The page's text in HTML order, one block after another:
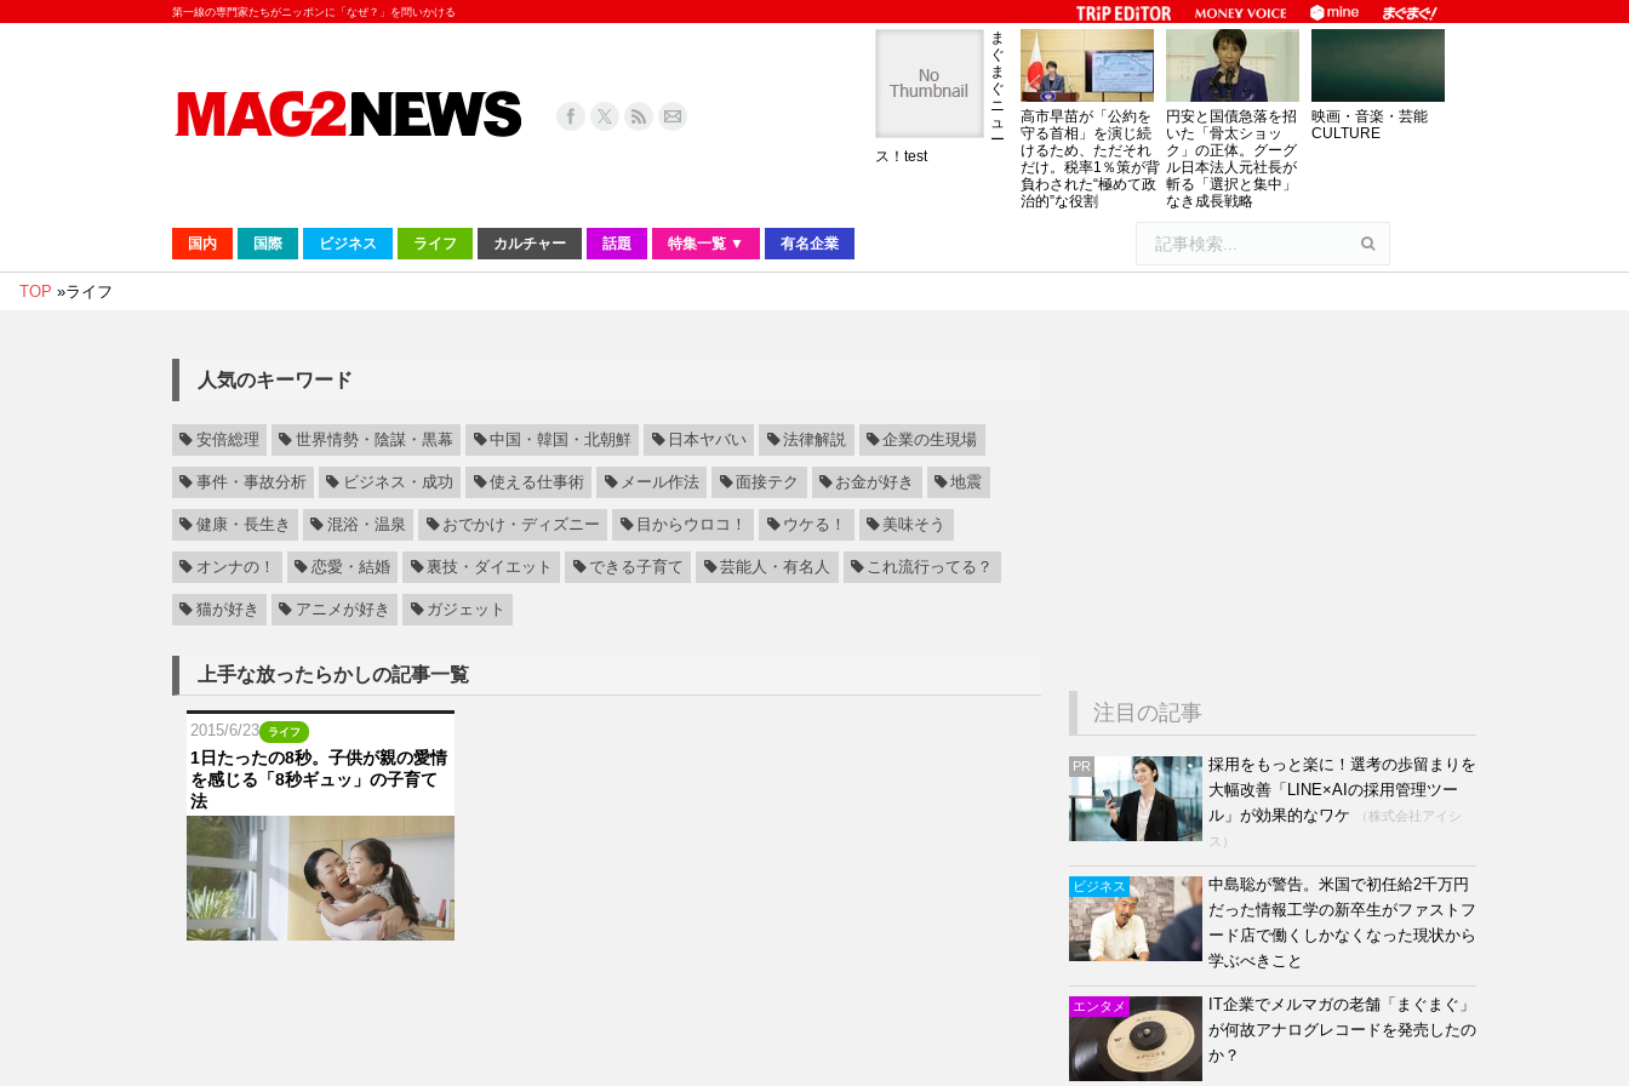
第一線の専門家たちがニッポンに「なぜ？」を問いかける
ま
ぐ
ま
ぐ
ニ
ュ
ー
ス！test
高市早苗が「公約を
守る首相」を演じ続
けるため、ただそれ
だけ。税率1％策が背
負わされた“極めて政
治的”な役割
円安と国債急落を招
いた「骨太ショッ
ク」の正体。グーグ
ル日本法人元社長が
斬る「選択と集中」
なき成長戦略
映画・音楽・芸能
CULTURE
国内 国際 ビジネス ライフ カルチャー 話題 特集一覧 ▼ 有名企業
TOP »ライフ
人気のキーワード
安倍総理 世界情勢・陰謀・黒幕 中国・韓国・北朝鮮 日本ヤバい 法律解説 企業の生現場
事件・事故分析 ビジネス・成功 使える仕事術 メール作法 面接テク お金が好き 地震
健康・長生き 混浴・温泉 おでかけ・ディズニー 目からウロコ！ ウケる！ 美味そう
オンナの！ 恋愛・結婚 裏技・ダイエット できる子育て 芸能人・有名人 これ流行ってる？
猫が好き アニメが好き ガジェット
上手な放ったらかしの記事一覧
2015/6/23 ライフ
1日たったの8秒。子供が親の愛情
を感じる「8秒ギュッ」の子育て
法
注目の記事
PR
採用をもっと楽に！選考の歩留まりを
大幅改善「LINE×AIの採用管理ツー
ル」が効果的なワケ
（株式会社アイシ
ス）
ビジネス
中島聡が警告。米国で初任給2千万円
だった情報工学の新卒生がファストフ
ード店で働くしかなくなった現状から
学ぶべきこと
エンタメ
IT企業でメルマガの老舗「まぐまぐ」
が何故アナログレコードを発売したの
か？